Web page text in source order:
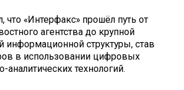
что «Интерфакс» прошёл путь от
агентства до крупной
информационной структуры, став
в использовании цифровых
технологий.